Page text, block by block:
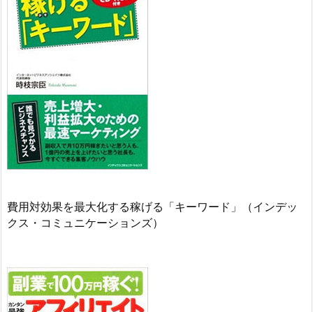
費用対効果を最大化する稼げる「キーワード」（インデッ
クス・コミュニケーションズ）